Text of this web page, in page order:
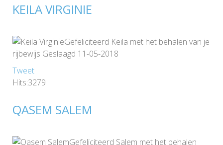
KEILA VIRGINIE
Gefeliciteerd Keila met het behalen van je
rijbewijs Geslaagd 11-05-2018
Tweet
Hits:3279
QASEM SALEM
Gefeliciteerd Salem met het behalen